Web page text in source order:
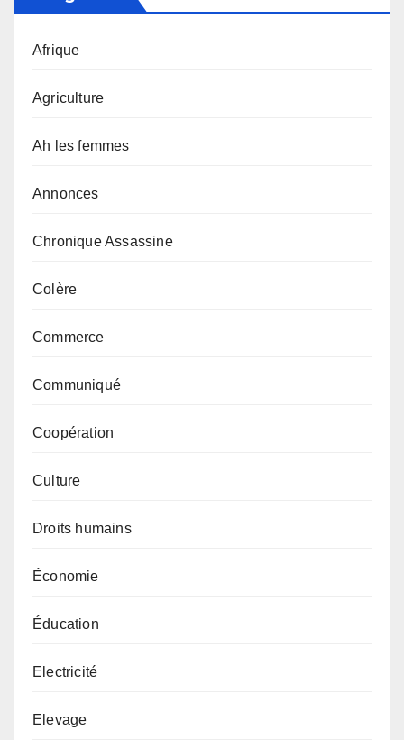
Afrique
Agriculture
Ah les femmes
Annonces
Chronique Assassine
Colère
Commerce
Communiqué
Coopération
Culture
Droits humains
Économie
Éducation
Electricité
Elevage